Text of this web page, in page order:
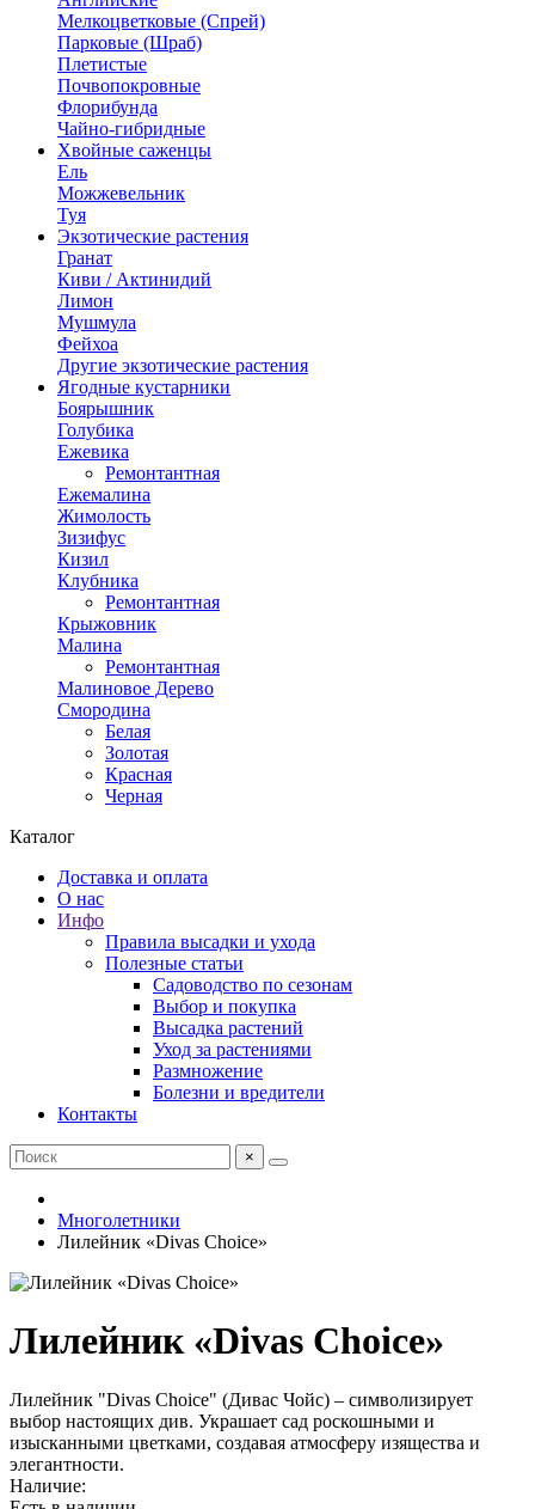
Мелкоцветковые (Спрей)
Парковые (Шраб)
Плетистые
Почвопокровные
Флорибунда
Чайно-гибридные
Хвойные саженцы
Ель
Можжевельник
Туя
Экзотические растения
Гранат
Киви / Актинидий
Лимон
Мушмула
Фейхоа
Другие экзотические растения
Ягодные кустарники
Боярышник
Голубика
Ежевика
Ремонтантная
Ежемалина
Жимолость
Зизифус
Кизил
Клубника
Ремонтантная
Крыжовник
Малина
Ремонтантная
Малиновое Дерево
Смородина
Белая
Золотая
Красная
Черная
Каталог
Доставка и оплата
О нас
Инфо
Правила высадки и ухода
Полезные статьи
Садоводство по сезонам
Выбор и покупка
Высадка растений
Уход за растениями
Размножение
Болезни и вредители
Контакты
×
Многолетники
Лилейник «Divas Choice»
Лилейник «Divas Choice»
Лилейник "Divas Choice" (Дивас Чойс) – символизирует
выбор настоящих див. Украшает сад роскошными и
изысканными цветками, создавая атмосферу изящества и
элегантности.
Наличие: